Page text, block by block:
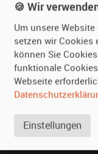
Fotos senden
Fragen für Vermieter
Inserat verwalten
SPECIAL
Berühmte Filmautos
🍪 Wir
Um unsere
setzen wir Cookies
können Sie
funktionale
Webseite
Einstellungen